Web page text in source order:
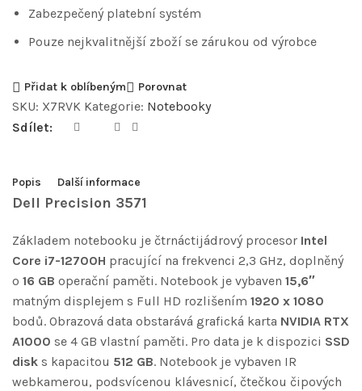
Zabezpečený platební systém
Pouze nejkvalitnější zboží se zárukou od výrobce
Přidat k oblíbeným Porovnat
SKU: X7RVK Kategorie: Notebooky
Sdílet:
Popis Další informace
Dell Precision 3571
Základem notebooku je čtrnáctijádrový procesor Intel
Core i7-12700H pracující na frekvenci 2,3 GHz, doplněný
o 16 GB operační paměti. Notebook je vybaven 15,6″
matným displejem s Full HD rozlišením 1920 x 1080
bodů. Obrazová data obstarává grafická karta NVIDIA RTX
A1000 se 4 GB vlastní paměti. Pro data je k dispozici SSD
disk s kapacitou 512 GB. Notebook je vybaven IR
webkamerou, podsvícenou klávesnicí, čtečkou čipových